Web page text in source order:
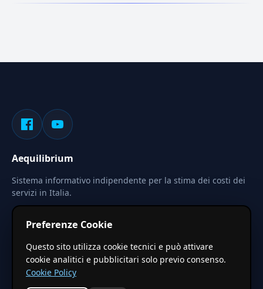
Aequilibrium
Sistema informativo indipendente per la stima dei costi dei
servizi in Italia.
Le stime pubblicate sono calcolate tramite coefficienti
territoriali regionali applicati a valori base nazionali. Non
costituiscono preventivo ufficiale.
Preferenze Cookie
Questo sito utilizza cookie tecnici e può attivare
cookie analitici e pubblicitari solo previo consenso.
Cookie Policy